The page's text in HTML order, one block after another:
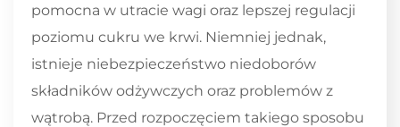
pomocna w utracie wagi oraz lepszej regulacji
poziomu cukru we krwi. Niemniej jednak,
istnieje niebezpieczeństwo niedoborów
składników odżywczych oraz problemów z
wątrobą. Przed rozpoczęciem takiego sposobu